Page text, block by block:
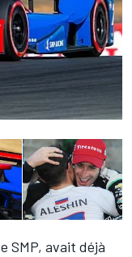
SMP, avait déjà